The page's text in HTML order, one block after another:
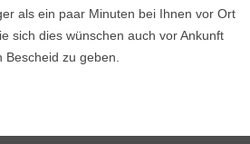
als ein paar Minuten bei Ihnen vor Ort
sich dies wünschen auch vor Ankunft
zu geben.